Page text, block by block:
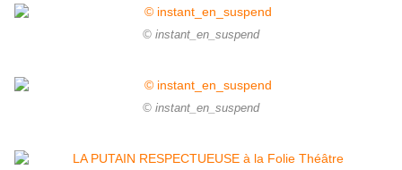
© instant_en_suspend
© instant_en_suspend